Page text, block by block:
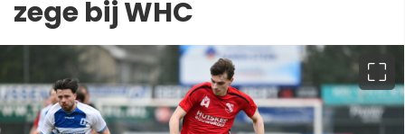
zege bij WHC